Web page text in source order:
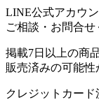
LINE公式アカウ
ご相談・お問合せ
掲載7日以上の商
販売済みの可能性
クレジットカード